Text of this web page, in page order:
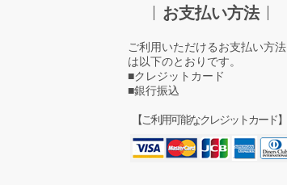
お支払い方法
ご利用いただけるお支払い方法
は以下のとおりです。
■クレジットカード
■銀行振込
【ご利用可能なクレジットカード】